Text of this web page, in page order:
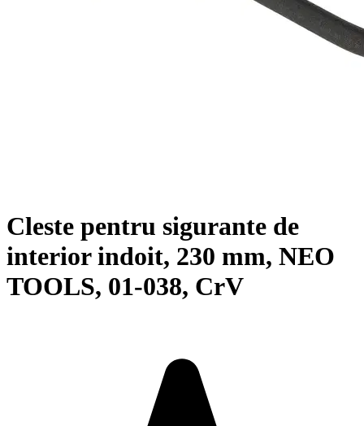
Cleste pentru sigurante de
interior indoit, 230 mm, NEO
TOOLS, 01-038, CrV